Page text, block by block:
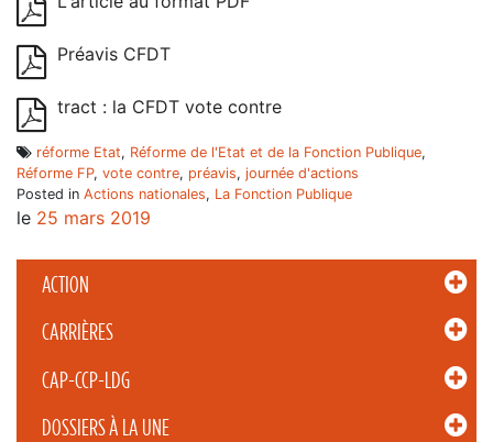
ACTION
CARRIÈRES
CAP-CCP-LDG
DOSSIERS À LA UNE
Préavis CFDT
tract : la CFDT vote contre
réforme Etat, Réforme de l'Etat et de la Fonction Publique,
Réforme FP, vote contre, préavis, journée d'actions
Posted in Actions nationales, La Fonction Publique
le 25 mars 2019